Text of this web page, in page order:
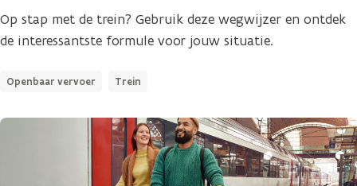
Op stap met de trein? Gebruik deze wegwijzer en ontdek
de interessantste formule voor jouw situatie.
Openbaar vervoer Trein